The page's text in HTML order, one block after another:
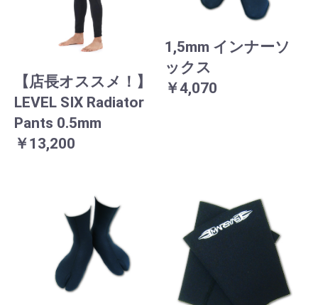
【店長オススメ！】
LEVEL SIX Radiator
Pants 0.5mm
￥13,200
1,5mm インナーソ
ックス
￥4,070